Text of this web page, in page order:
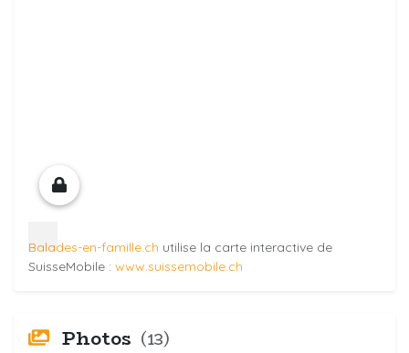
Balades-en-famille.ch utilise la carte interactive de
SuisseMobile : www.suissemobile.ch
Photos (13)